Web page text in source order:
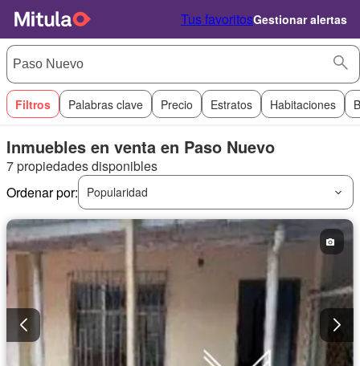
Tus favoritosGestionar alertas
Filtros Palabras clave Precio Estratos Habitaciones
Inmuebles en venta en Paso Nuevo
7 propiedades disponibles
Ordenar por:
Popularidad